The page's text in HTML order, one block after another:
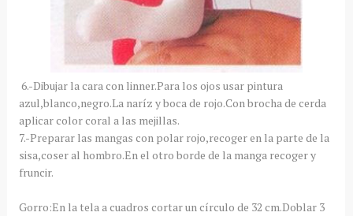
6.-Dibujar la cara con linner.Para los ojos usar pintura
azul,blanco,negro.La naríz y boca de rojo.Con brocha de cerda
aplicar color coral a las mejillas.
7.-Preparar las mangas con polar rojo,recoger en la parte de la
sisa,coser al hombro.En el otro borde de la manga recoger y
fruncir.
Gorro:En la tela a cuadros cortar un círculo de 32 cm.Doblar 3